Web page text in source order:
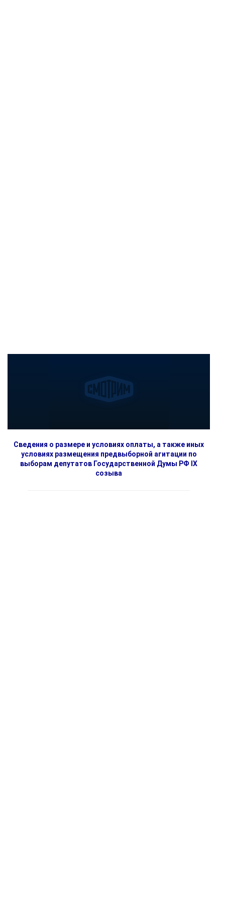
Сведения о размере и условиях оплаты, а также иных
условиях размещения предвыборной агитации по
выборам депутатов Государственной Думы РФ IX
созыва